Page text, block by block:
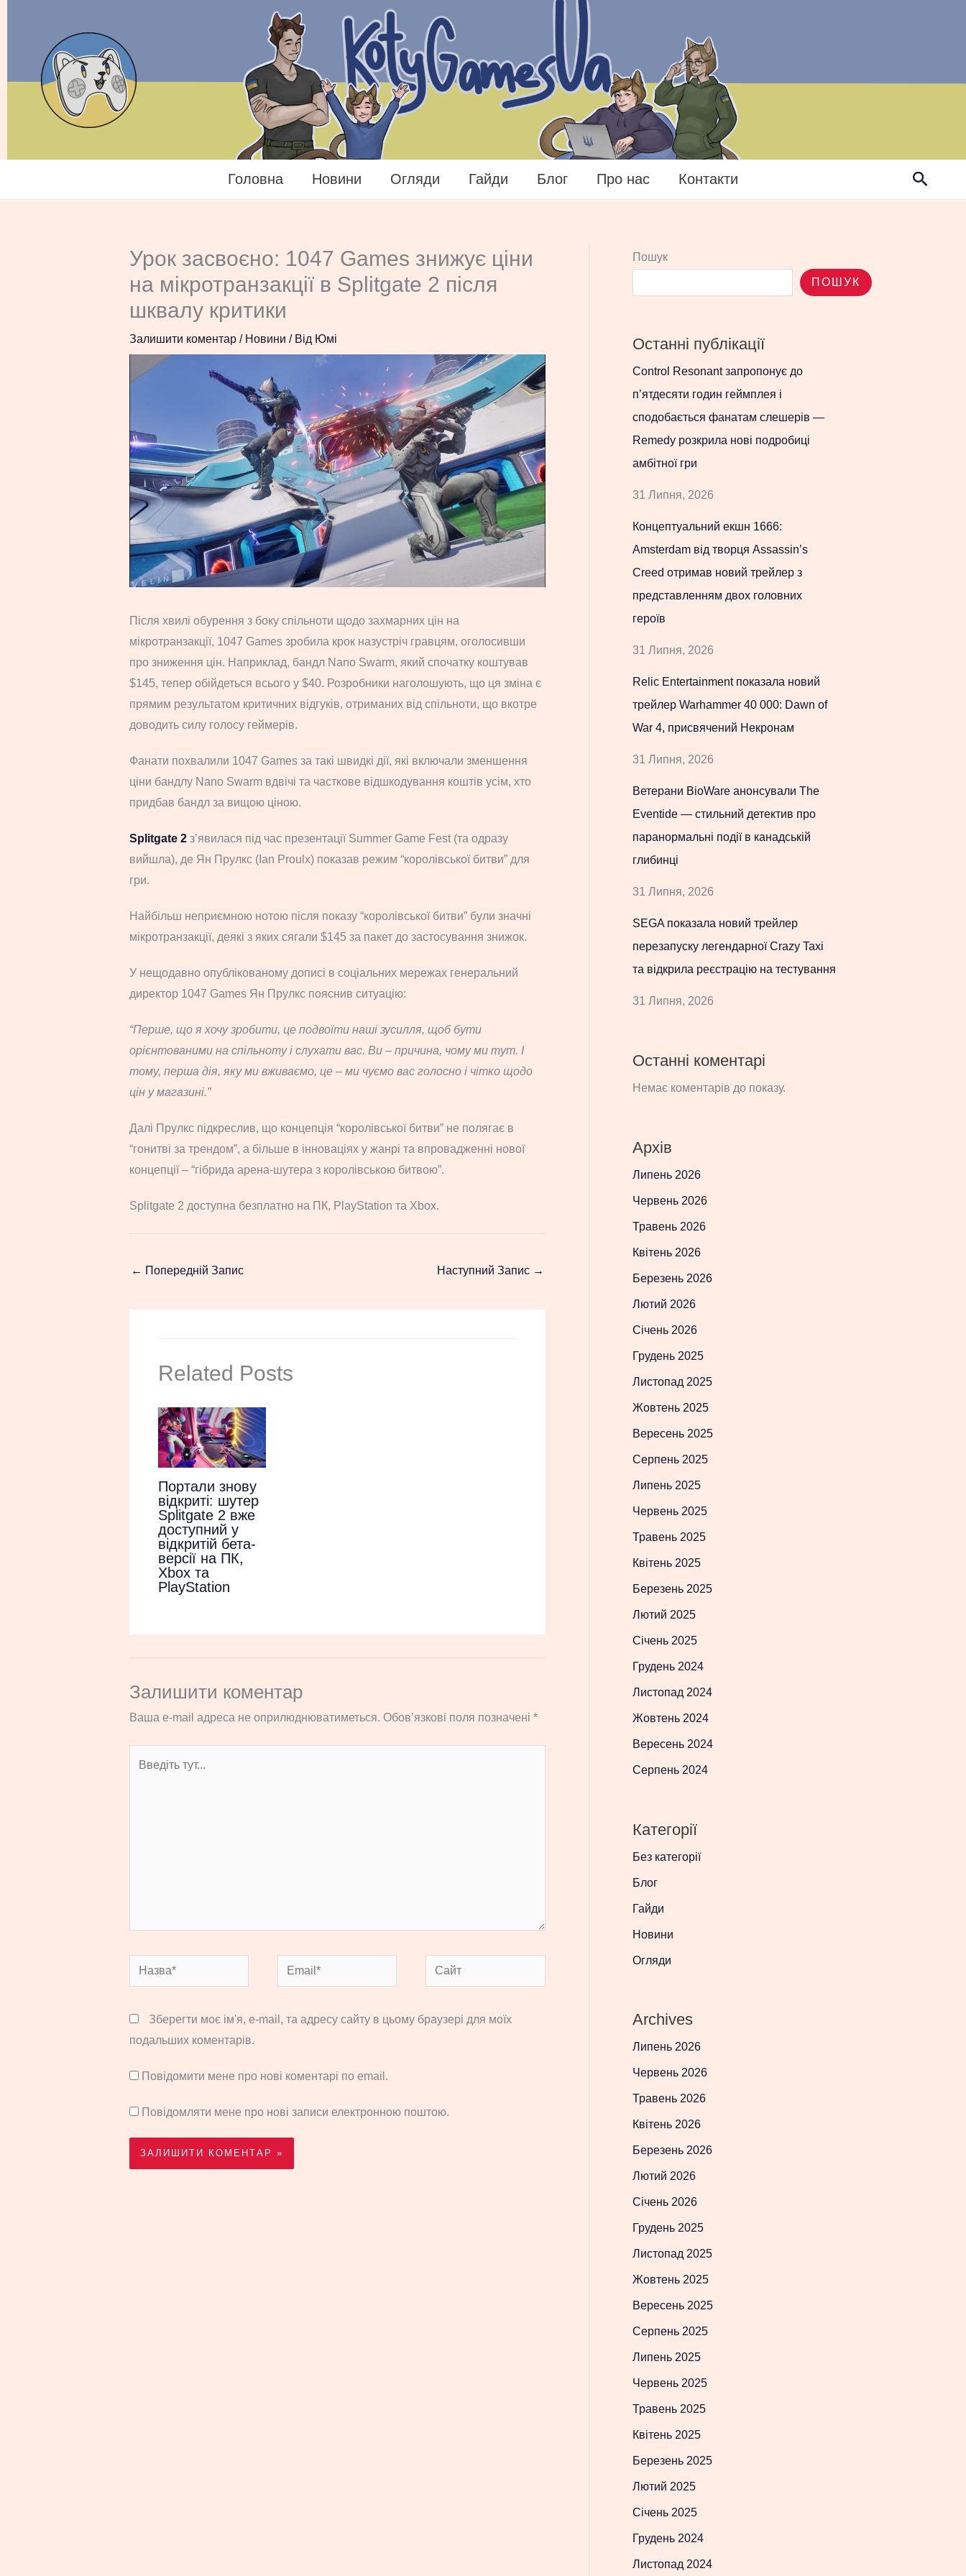
Головна Новини Огляди Гайди Блог Про нас Контакти Пошук
Урок засвоєно: 1047 Games знижує ціни
на мікротранзакції в Splitgate 2 після
шквалу критики
Залишити коментар / Новини / Від Юмі
Після хвилі обурення з боку спільноти щодо захмарних цін на
мікротранзакції, 1047 Games зробила крок назустріч гравцям, оголосивши
про зниження цін. Наприклад, бандл Nano Swarm, який спочатку коштував
$145, тепер обійдеться всього у $40. Розробники наголошують, що ця зміна є
прямим результатом критичних відгуків, отриманих від спільноти, що вкотре
доводить силу голосу геймерів.
Фанати похвалили 1047 Games за такі швидкі дії, які включали зменшення
ціни бандлу Nano Swarm вдвічі та часткове відшкодування коштів усім, хто
придбав бандл за вищою ціною.
Splitgate 2 з’явилася під час презентації Summer Game Fest (та одразу
вийшла), де Ян Прулкс (Ian Proulx) показав режим “королівської битви” для
гри.
Найбільш неприємною нотою після показу “королівської битви” були значні
мікротранзакції, деякі з яких сягали $145 за пакет до застосування знижок.
У нещодавно опублікованому дописі в соціальних мережах генеральний
директор 1047 Games Ян Прулкс пояснив ситуацію:
“Перше, що я хочу зробити, це подвоїти наші зусилля, щоб бути
орієнтованими на спільноту і слухати вас. Ви – причина, чому ми тут. І
тому, перша дія, яку ми вживаємо, це – ми чуємо вас голосно і чітко щодо
цін у магазині.”
Далі Прулкс підкреслив, що концепція “королівської битви” не полягає в
“гонитві за трендом”, а більше в інноваціях у жанрі та впровадженні нової
концепції – “гібрида арена-шутера з королівською битвою”.
Splitgate 2 доступна безплатно на ПК, PlayStation та Xbox.
← Попередній Запис Наступний Запис →
Related Posts
Портали знову
відкриті: шутер
Splitgate 2 вже
доступний у
відкритій бета-
версії на ПК,
Xbox та
PlayStation
Залишити коментар
Ваша e-mail адреса не оприлюднюватиметься. Обов’язкові поля позначені *
Назва* Email* Сайт
Зберегти моє ім'я, e-mail, та адресу сайту в цьому браузері для моїх
подальших коментарів.
Повідомити мене про нові коментарі по email.
Повідомляти мене про нові записи електронною поштою.
Пошук
ПОШУК
Останні публікації
Control Resonant запропонує до
п’ятдесяти годин геймплея і
сподобається фанатам слешерів —
Remedy розкрила нові подробиці
амбітної гри
31 Липня, 2026
Концептуальний екшн 1666:
Amsterdam від творця Assassin’s
Creed отримав новий трейлер з
представленням двох головних
героїв
31 Липня, 2026
Relic Entertainment показала новий
трейлер Warhammer 40 000: Dawn of
War 4, присвячений Некронам
31 Липня, 2026
Ветерани BioWare анонсували The
Eventide — стильний детектив про
паранормальні події в канадській
глибинці
31 Липня, 2026
SEGA показала новий трейлер
перезапуску легендарної Crazy Taxi
та відкрила реєстрацію на тестування
31 Липня, 2026
Останні коментарі
Немає коментарів до показу.
Архів
Липень 2026
Червень 2026
Травень 2026
Квітень 2026
Березень 2026
Лютий 2026
Січень 2026
Грудень 2025
Листопад 2025
Жовтень 2025
Вересень 2025
Серпень 2025
Липень 2025
Червень 2025
Травень 2025
Квітень 2025
Березень 2025
Лютий 2025
Січень 2025
Грудень 2024
Листопад 2024
Жовтень 2024
Вересень 2024
Серпень 2024
Категорії
Без категорії
Блог
Гайди
Новини
Огляди
Archives
Липень 2026
Червень 2026
Травень 2026
Квітень 2026
Березень 2026
Лютий 2026
Січень 2026
Грудень 2025
Листопад 2025
Жовтень 2025
Вересень 2025
Серпень 2025
Липень 2025
Червень 2025
Травень 2025
Квітень 2025
Березень 2025
Лютий 2025
Січень 2025
Грудень 2024
Листопад 2024